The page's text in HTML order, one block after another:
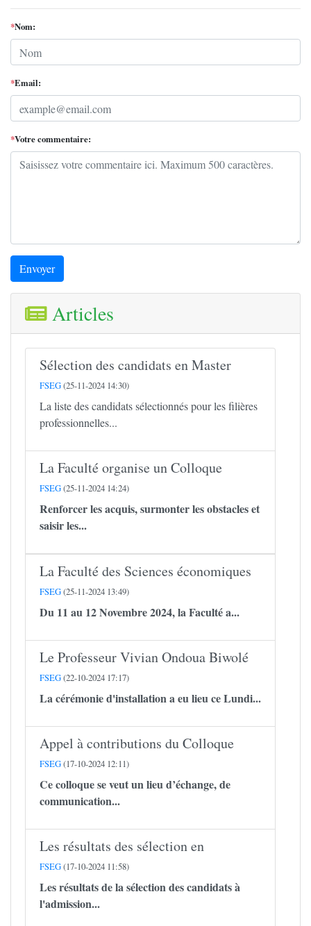
*Nom:
*Email:
*Votre commentaire:
Envoyer
Articles
Sélection des candidats en Master
FSEG(25-11-2024 14:30)
La liste des candidats sélectionnés pour les filières
professionnelles...
La Faculté organise un Colloque
FSEG(25-11-2024 14:24)
Renforcer les acquis, surmonter les obstacles et
saisir les...
La Faculté des Sciences économiques
FSEG(25-11-2024 13:49)
Du 11 au 12 Novembre 2024, la Faculté a...
Le Professeur Vivian Ondoua Biwolé
FSEG(22-10-2024 17:17)
La cérémonie d'installation a eu lieu ce Lundi...
Appel à contributions du Colloque
FSEG(17-10-2024 12:11)
Ce colloque se veut un lieu d’échange, de
communication...
Les résultats des sélection en
FSEG(17-10-2024 11:58)
Les résultats de la sélection des candidats à
l'admission...